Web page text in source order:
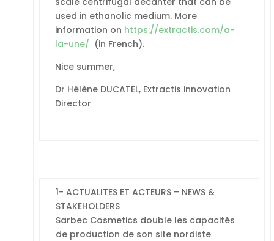
used in ethanolic medium. More
information on https://extractis.com/a-
la-une/ (in French).
Nice summer,
Dr Hélène DUCATEL, Extractis innovation
Director
1- ACTUALITES ET ACTEURS – NEWS &
STAKEHOLDERS
Sarbec Cosmetics double les capacités
de production de son site nordiste